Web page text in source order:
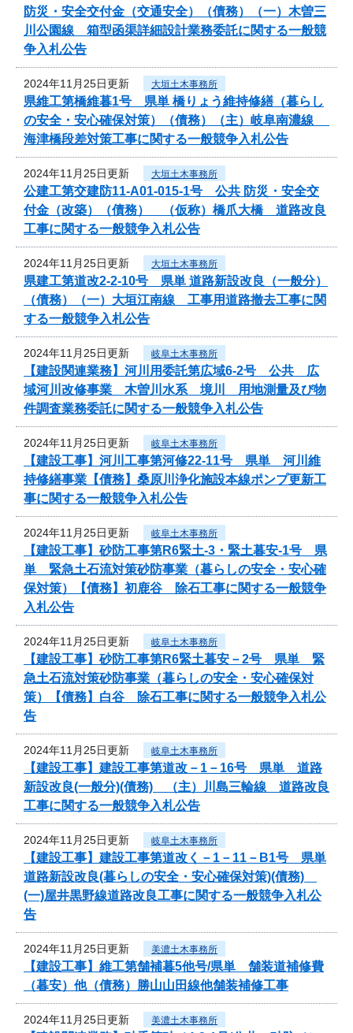
防災・安全交付金（交通安全）（債務）（一）木曽三
川公園線 箱型函渠詳細設計業務委託に関する一般競
争入札公告
2024年11月25日更新 大垣土木事務所
県維工第橋維暮1号 県単 橋りょう維持修繕（暮らし
の安全・安心確保対策）（債務）（主）岐阜南濃線
海津橋段差対策工事に関する一般競争入札公告
2024年11月25日更新 大垣土木事務所
公建工第交建防11-A01-015-1号 公共 防災・安全交
付金（改築）（債務） （仮称）橋爪大橋 道路改良
工事に関する一般競争入札公告
2024年11月25日更新 大垣土木事務所
県建工第道改2-2-10号 県単 道路新設改良（一般分）
（債務）（一）大垣江南線 工事用道路撤去工事に関
する一般競争入札公告
2024年11月25日更新 岐阜土木事務所
【建設関連業務】河川用委託第広域6-2号 公共 広
域河川改修事業 木曽川水系 境川 用地測量及び物
件調査業務委託に関する一般競争入札公告
2024年11月25日更新 岐阜土木事務所
【建設工事】河川工事第河修22-11号 県単 河川維
持修繕事業【債務】桑原川浄化施設本線ポンプ更新工
事に関する一般競争入札公告
2024年11月25日更新 岐阜土木事務所
【建設工事】砂防工事第R6緊土-3・緊土暮安-1号 県
単 緊急土石流対策砂防事業（暮らしの安全・安心確
保対策）【債務】初鹿谷 除石工事に関する一般競争
入札公告
2024年11月25日更新 岐阜土木事務所
【建設工事】砂防工事第R6緊土暮安－2号 県単 緊
急土石流対策砂防事業（暮らしの安全・安心確保対
策）【債務】白谷 除石工事に関する一般競争入札公
告
2024年11月25日更新 岐阜土木事務所
【建設工事】建設工事第道改－1－16号 県単 道路
新設改良(一般分)(債務) （主）川島三輪線 道路改良
工事に関する一般競争入札公告
2024年11月25日更新 岐阜土木事務所
【建設工事】建設工事第道改く－1－11－B1号 県単
道路新設改良(暮らしの安全・安心確保対策)(債務)
(一)屋井黒野線道路改良工事に関する一般競争入札公
告
2024年11月25日更新 美濃土木事務所
【建設工事】維工第舗補暮5他号/県単 舗装道補修費
（暮安）他（債務）勝山山田線他舗装補修工事
2024年11月25日更新 美濃土木事務所